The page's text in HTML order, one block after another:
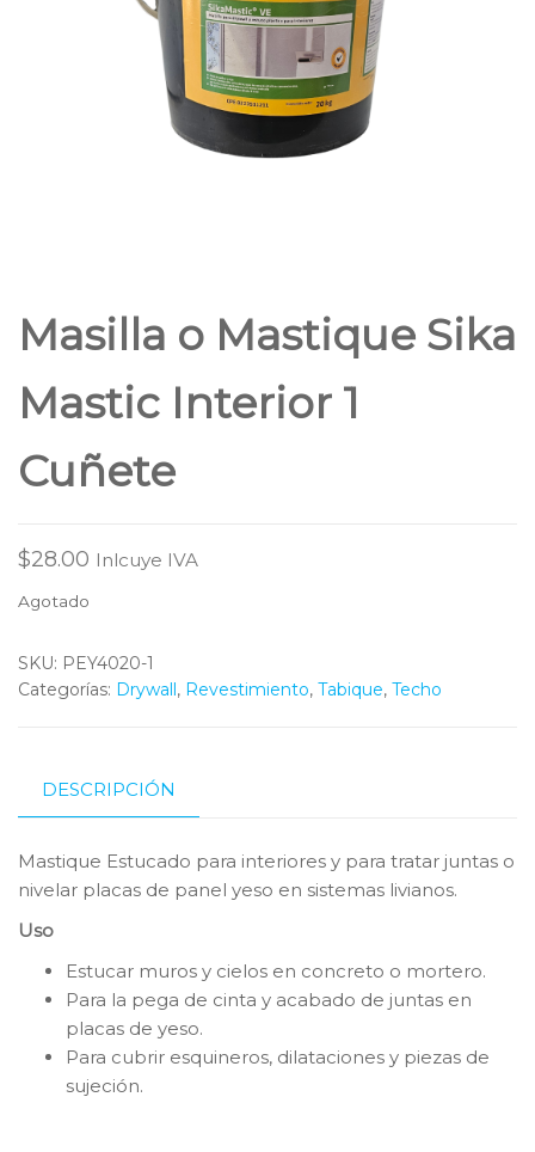
Masilla o Mastique Sika
Mastic Interior 1
Cuñete
$28.00 Inlcuye IVA
Agotado
SKU: PEY4020-1
Categorías: Drywall, Revestimiento, Tabique, Techo
DESCRIPCIÓN
Mastique Estucado para interiores y para tratar juntas o
nivelar placas de panel yeso en sistemas livianos.
Uso
Estucar muros y cielos en concreto o mortero.
Para la pega de cinta y acabado de juntas en
placas de yeso.
Para cubrir esquineros, dilataciones y piezas de
sujeción.